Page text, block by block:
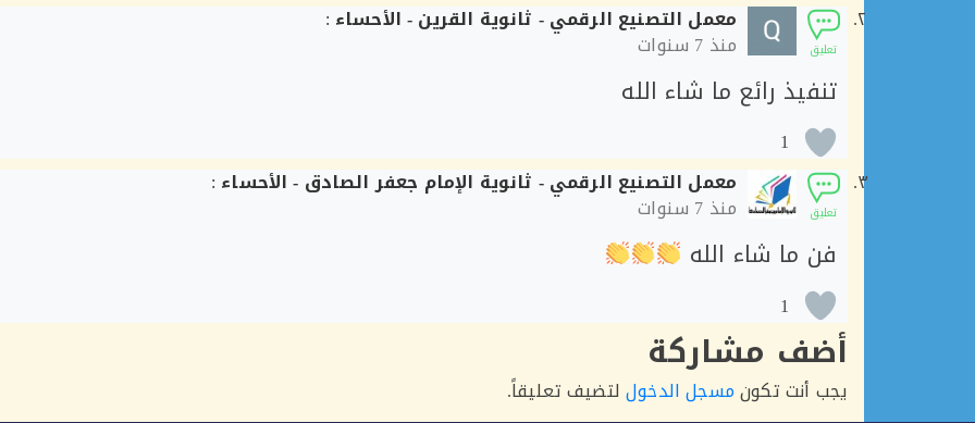
تعليق
معمل التصنيع الرقمي - ثانوية القرين - الأحساء :
منذ 7 سنوات
تنفيذ رائع ما شاء الله
1
تعليق
معمل التصنيع الرقمي - ثانوية الإمام جعفر الصادق - الأحساء :
منذ 7 سنوات
فن ما شاء الله
1
أضف مشاركة
يجب أنت تكونمسجل الدخوللتضيف تعليقاً.